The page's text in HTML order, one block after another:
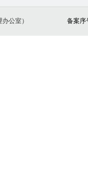
公室） 备案序